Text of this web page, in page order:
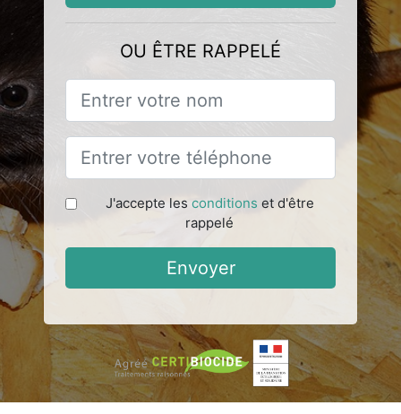
OU ÊTRE RAPPELÉ
J'accepte les conditions et d'être
rappelé
Envoyer